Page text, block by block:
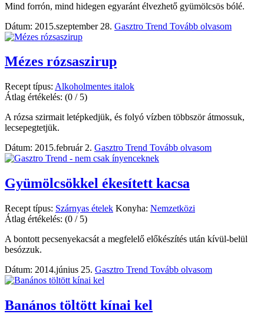
Mind forrón, mind hidegen egyaránt élvezhető gyümölcsös bólé.
Dátum: 2015.szeptember 28. Gasztro Trend Tovább olvasom
Mézes rózsaszirup
Recept típus: Alkoholmentes italok
Átlag értékelés: (0 / 5)
A rózsa szirmait letépkedjük, és folyó vízben többször átmossuk,
lecsepegtetjük.
Dátum: 2015.február 2. Gasztro Trend Tovább olvasom
Gyümölcsökkel ékesített kacsa
Recept típus: Szárnyas ételek Konyha: Nemzetközi
Átlag értékelés: (0 / 5)
A bontott pecsenyekacsát a megfelelő előkészítés után kívül-belül
besózzuk.
Dátum: 2014.június 25. Gasztro Trend Tovább olvasom
Banános töltött kínai kel